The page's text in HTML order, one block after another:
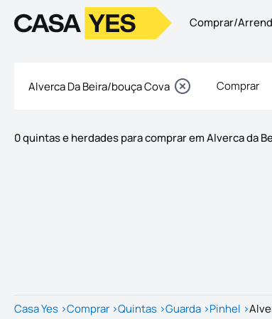
LogoIr para a homepage Comprar/
Comprar
0 quintas e herdades para comprar em Alverca da
Casa Yes >Comprar >Quintas >Guarda >Pinhel >